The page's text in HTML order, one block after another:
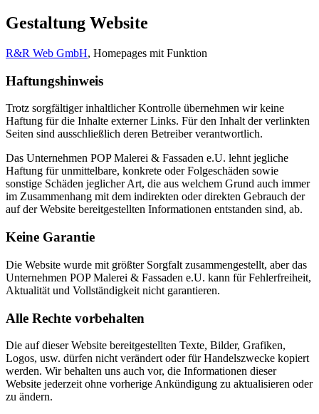
Gestaltung Website
R&R Web GmbH, Homepages mit Funktion
Haftungshinweis
Trotz sorgfältiger inhaltlicher Kontrolle übernehmen wir keine
Haftung für die Inhalte externer Links. Für den Inhalt der verlinkten
Seiten sind ausschließlich deren Betreiber verantwortlich.
Das Unternehmen POP Malerei & Fassaden e.U. lehnt jegliche
Haftung für unmittelbare, konkrete oder Folgeschäden sowie
sonstige Schäden jeglicher Art, die aus welchem Grund auch immer
im Zusammenhang mit dem indirekten oder direkten Gebrauch der
auf der Website bereitgestellten Informationen entstanden sind, ab.
Keine Garantie
Die Website wurde mit größter Sorgfalt zusammengestellt, aber das
Unternehmen POP Malerei & Fassaden e.U. kann für Fehlerfreiheit,
Aktualität und Vollständigkeit nicht garantieren.
Alle Rechte vorbehalten
Die auf dieser Website bereitgestellten Texte, Bilder, Grafiken,
Logos, usw. dürfen nicht verändert oder für Handelszwecke kopiert
werden. Wir behalten uns auch vor, die Informationen dieser
Website jederzeit ohne vorherige Ankündigung zu aktualisieren oder
zu ändern.